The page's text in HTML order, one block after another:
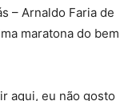
– Arnaldo Faria de
maratona do bem
aqui, eu não gosto